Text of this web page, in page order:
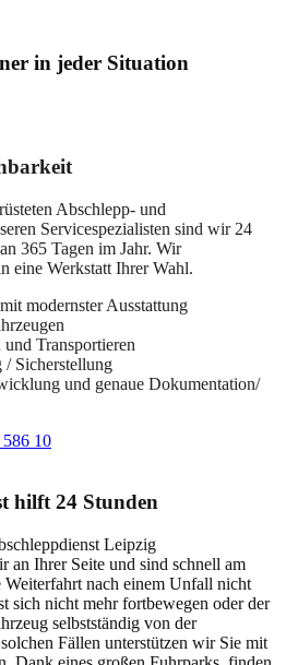
in jeder Situation
Abschlepp- und
Servicespezialisten sind wir 24
365 Tagen im Jahr. Wir
eine Werkstatt Ihrer Wahl.
modernster Ausstattung
und Transportieren
/ Sicherstellung
und genaue Dokumentation/
10
hilft 24 Stunden
Leipzig
an Ihrer Seite und sind schnell am
nach einem Unfall nicht
sich nicht mehr fortbewegen oder der
selbstständig von der
Fällen unterstützen wir Sie mit